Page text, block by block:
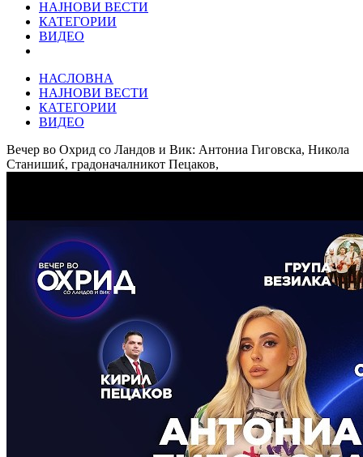
НАЈНОВИ ВЕСТИ
КАТЕГОРИИ
ВИДЕО
НАСЛОВНА
НАЈНОВИ ВЕСТИ
КАТЕГОРИИ
ВИДЕО
Вечер во Охрид со Ландов и Вик: Антониа Гиговска, Никола
Станишиќ, градоначалникот Пецаков,